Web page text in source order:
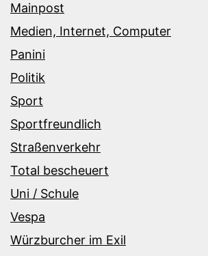
Mainpost
Medien, Internet, Computer
Panini
Politik
Sport
Sportfreundlich
Straßenverkehr
Total bescheuert
Uni / Schule
Vespa
Würzburcher im Exil